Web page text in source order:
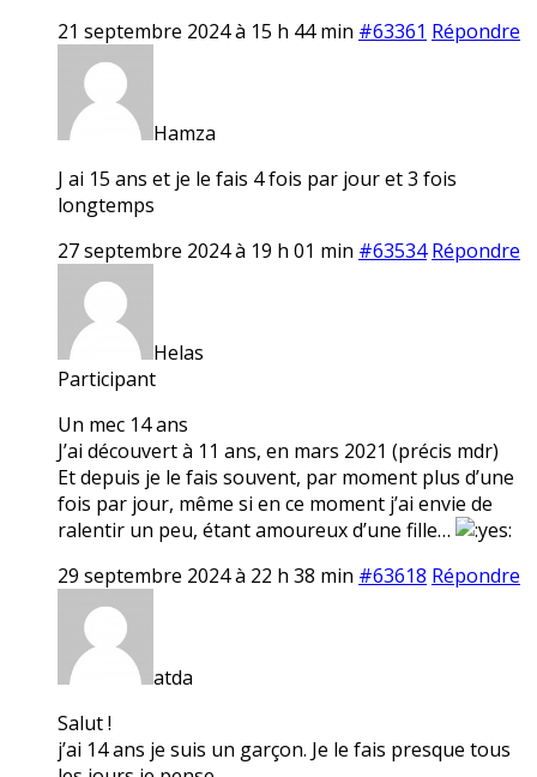
21 septembre 2024 à 15 h 44 min #63361 Répondre
Hamza
J ai 15 ans et je le fais 4 fois par jour et 3 fois
longtemps
27 septembre 2024 à 19 h 01 min #63534 Répondre
Helas
Participant
Un mec 14 ans
J’ai découvert à 11 ans, en mars 2021 (précis mdr)
Et depuis je le fais souvent, par moment plus d’une
fois par jour, même si en ce moment j’ai envie de
ralentir un peu, étant amoureux d’une fille…
29 septembre 2024 à 22 h 38 min #63618 Répondre
atda
Salut !
j’ai 14 ans je suis un garçon. Je le fais presque tous